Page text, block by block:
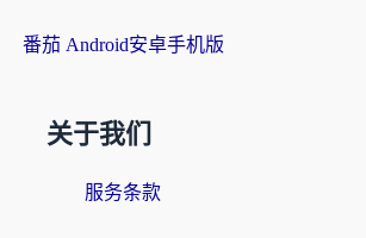
番茄 Android安卓手机版
关于我们
服务条款